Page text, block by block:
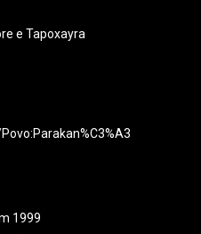
e Tapoxayra
1999